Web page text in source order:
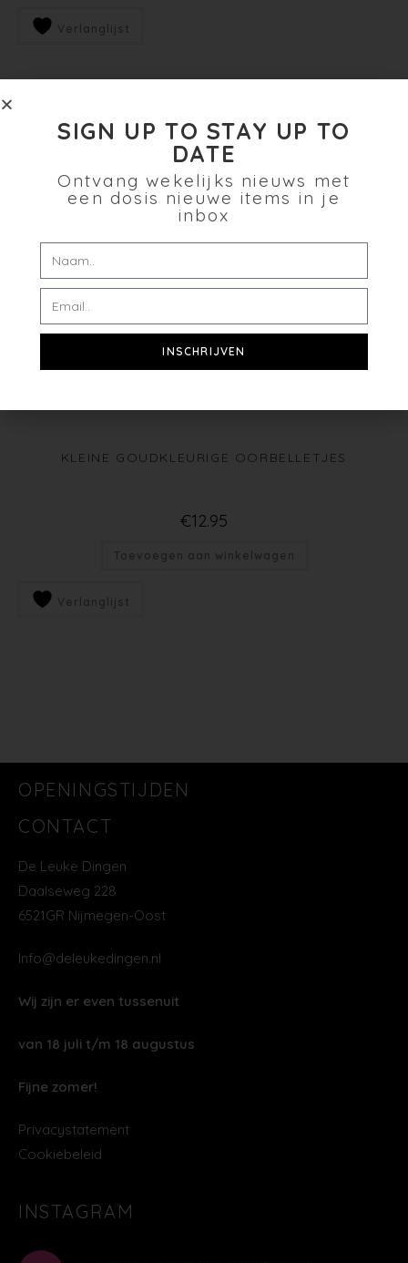
Verlanglijst
KLEINE GOUDKLEURIGE OORBELLETJES
€12.95
Toevoegen aan winkelwagen
Verlanglijst
OPENINGSTIJDEN
CONTACT
De Leuke Dingen
Daalseweg 228
6521GR Nijmegen-Oost
Info@deleukedingen.nl
Wij zijn er even tussenuit
van 18 juli t/m 18 augustus
Fijne zomer!
Privacystatement
Cookiebeleid
INSTAGRAM
SIGN UP TO STAY UP TO
DATE
Ontvang wekelijks nieuws met
een dosis nieuwe items in je
inbox
INSCHRIJVEN